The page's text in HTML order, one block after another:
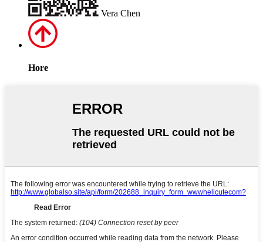
Vera Chen
Hore